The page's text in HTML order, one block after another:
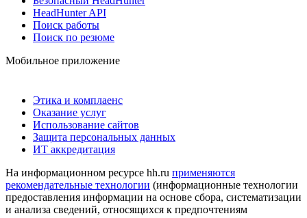
HeadHunter API
Поиск работы
Поиск по резюме
Мобильное приложение
Этика и комплаенс
Оказание услуг
Использование сайтов
Защита персональных данных
ИТ аккредитация
На информационном ресурсе hh.ru применяются
рекомендательные технологии (информационные технологии
предоставления информации на основе сбора, систематизации
и анализа сведений, относящихся к предпочтениям